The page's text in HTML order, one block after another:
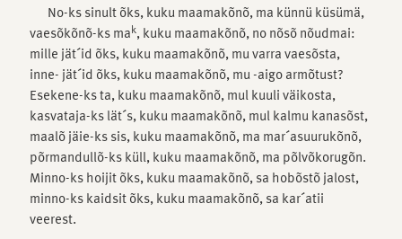
No-ks sinult õks, kuku maamakõnõ, ma künnü küsümä,
vaesõkõnõ-ks mak, kuku maamakõnõ, no nõsõ nõudmai:
mille jät´id õks, kuku maamakõnõ, mu varra vaesõsta,
inne- jät´id õks, kuku maamakõnõ, mu -aigo armõtust?
Esekene-ks ta, kuku maamakõnõ, mul kuuli väikosta,
kasvataja-ks lät´s, kuku maamakõnõ, mul kalmu kanasõst,
maalõ jäie-ks sis, kuku maamakõnõ, ma mar´asuurukõnõ,
põrmandullõ-ks küll, kuku maamakõnõ, ma põlvõkorugõn.
Minno-ks hoijit õks, kuku maamakõnõ, sa hobõstõ jalost,
minno-ks kaidsit õks, kuku maamakõnõ, sa kar´atii
veerest.